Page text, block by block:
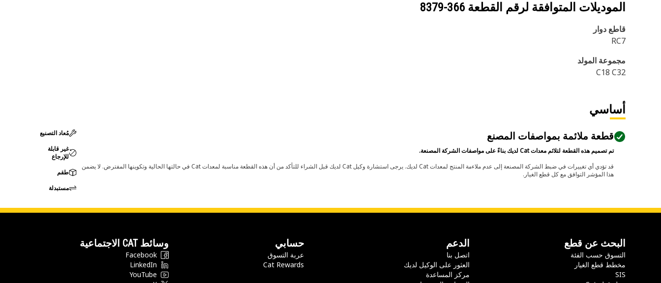
الموديلات المتوافقة لرقم القطعة 366-8379
قاطع دوار
RC7
مجموعة المولد
C18 C32
أساسي
قطعة ملائمة بمواصفات المصنع
تم تصميم هذه القطعة لتلائم معدات Cat لديك بناءً على مواصفات الشركة المصنعة.
قد تؤدي أي تغييرات في ضبط الشركة المصنعة إلى عدم ملاءمة المنتج لمعدات Cat لديك. يرجى استشارة وكيل Cat لديك قبل الشراء للتأكد من أن هذه القطعة مناسبة لمعدات Cat في حالتها الحالية وتكوينها المفترض. لا يضمن
هذا المؤشر التوافق مع كل قطع الغيار.
مُعاد التصنيع
غير قابلة
للإرجاع
طقم
مستبدلة
البحث عن قطع
التسوق حسب الفئة
مخطط قطع الغيار
SIS
الدعم
اتصل بنا
العثور على الوكيل لديك
مركز المساعدة
حسابي
عربة التسوق
Cat Rewards
وسائط CAT الاجتماعية
Facebook
LinkedIn
YouTube